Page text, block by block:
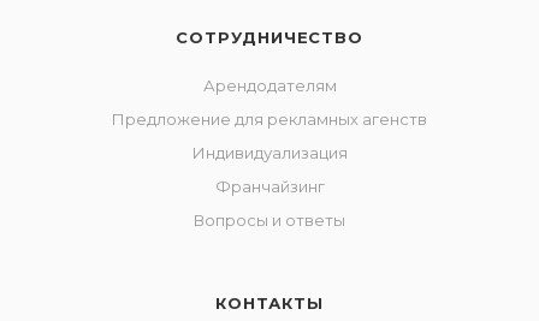
СОТРУДНИЧЕСТВО
Арендодателям
Предложение для рекламных агенств
Индивидуализация
Франчайзинг
Вопросы и ответы
КОНТАКТЫ